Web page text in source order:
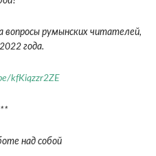
вопросы румынских читателей,
года.
kfKiqzzr2ZE
над собой